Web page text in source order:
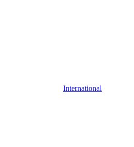
International